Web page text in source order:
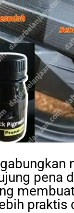
pena
praktis